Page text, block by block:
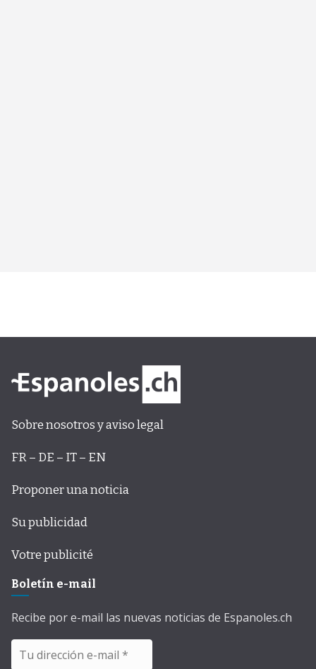
Sobre nosotros y aviso legal
FR – DE – IT – EN
Proponer una noticia
Su publicidad
Votre publicité
Boletín e-mail
Recibe por e-mail las nuevas noticias de Espanoles.ch